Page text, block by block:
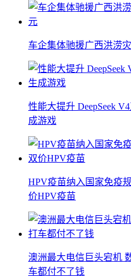
车企集体驰援广西洪涝
性能大提升 DeepSeek
成游戏
HPV疫苗纳入国家免疫
价HPV疫苗
澳洲最大电信巨头宕机
车都付不了钱